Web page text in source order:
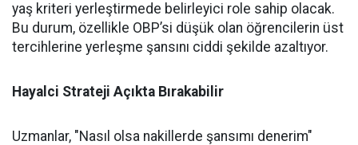
yaş kriteri yerleştirmede belirleyici role sahip olacak.
Bu durum, özellikle OBP’si düşük olan öğrencilerin üst
tercihlerine yerleşme şansını ciddi şekilde azaltıyor.
Hayalci Strateji Açıkta Bırakabilir
Uzmanlar, "Nasıl olsa nakillerde şansımı denerim"